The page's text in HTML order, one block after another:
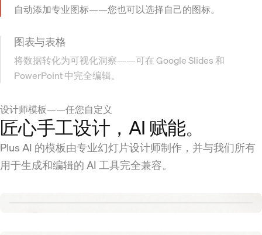
自动添加专业图标——您也可以选择自己的图标。
图表与表格
将数据转化为可视化洞察——可在 Google Slides 和
PowerPoint 中完全编辑。
设计师模板——任您自定义
匠心手工设计，AI 赋能。
Plus AI 的模板由专业幻灯片设计师制作，并与我们所有
用于生成和编辑的 AI 工具完全兼容。